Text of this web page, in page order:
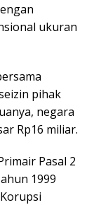
ukuran
pihak
negara
Rp16 miliar.
Pasal 2
1999